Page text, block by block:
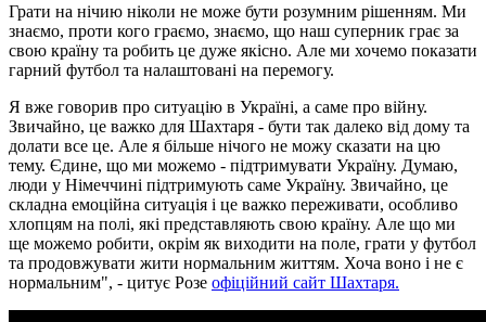
Грати на нічию ніколи не може бути розумним рішенням. Ми
знаємо, проти кого граємо, знаємо, що наш суперник грає за
свою країну та робить це дуже якісно. Але ми хочемо показати
гарний футбол та налаштовані на перемогу.
Я вже говорив про ситуацію в Україні, а саме про війну.
Звичайно, це важко для Шахтаря - бути так далеко від дому та
долати все це. Але я більше нічого не можу сказати на цю
тему. Єдине, що ми можемо - підтримувати Україну. Думаю,
люди у Німеччині підтримують саме Україну. Звичайно, це
складна емоційна ситуація і це важко переживати, особливо
хлопцям на полі, які представляють свою країну. Але що ми
ще можемо робити, окрім як виходити на поле, грати у футбол
та продовжувати жити нормальним життям. Хоча воно і не є
нормальним", - цитує Розе офіційний сайт Шахтаря.